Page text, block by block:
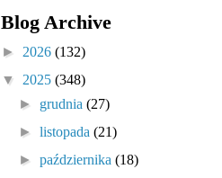
Blog Archive
► 2026 (132)
▼ 2025 (348)
► grudnia(27)
►listopada(21)
►października(18)